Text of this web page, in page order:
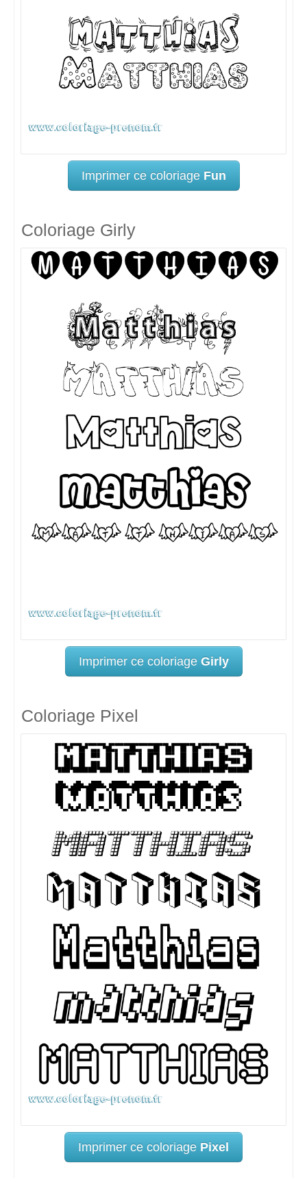
Imprimer ce coloriage Fun
Coloriage Girly
Imprimer ce coloriage Girly
Coloriage Pixel
Imprimer ce coloriage Pixel